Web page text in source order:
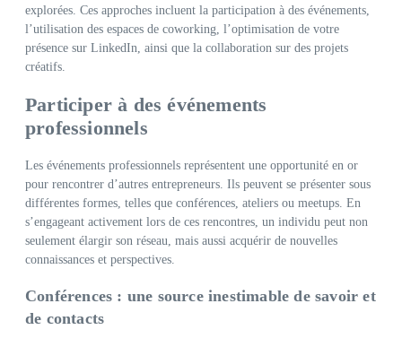
explorées. Ces approches incluent la participation à des événements,
l’utilisation des espaces de coworking, l’optimisation de votre
présence sur LinkedIn, ainsi que la collaboration sur des projets
créatifs.
Participer à des événements
professionnels
Les événements professionnels représentent une opportunité en or
pour rencontrer d’autres entrepreneurs. Ils peuvent se présenter sous
différentes formes, telles que conférences, ateliers ou meetups. En
s’engageant activement lors de ces rencontres, un individu peut non
seulement élargir son réseau, mais aussi acquérir de nouvelles
connaissances et perspectives.
Conférences : une source inestimable de savoir et
de contacts